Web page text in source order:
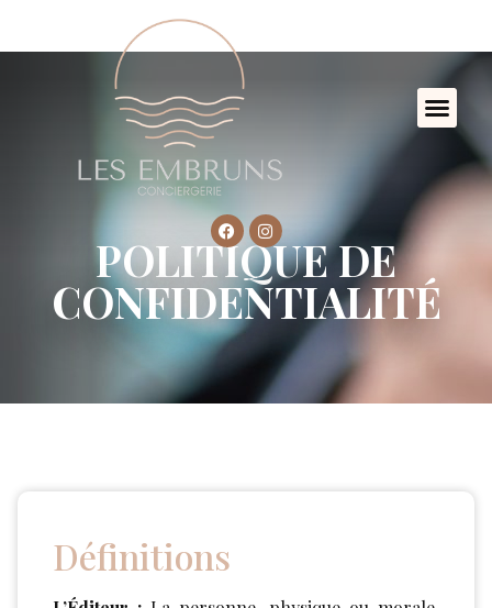
POLITIQUE DE
CONFIDENTIALITÉ
Définitions